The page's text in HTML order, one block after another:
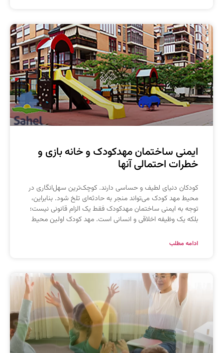
ساختمان مهدکودک و خانه بازی و
احتمالی آنها
دنیای لطیف و حساسی دارند. کوچک‌ترین سهل‌انگاری در
مهد کودک می‌تواند منجر به حادثه‌ای تلخ شود. بنابراین،
به ایمنی ساختمان مهدکودک فقط یک الزام قانونی نیست؛
یک وظیفه اخلاقی و انسانی است. مهد کودک اولین محیط
مطلب